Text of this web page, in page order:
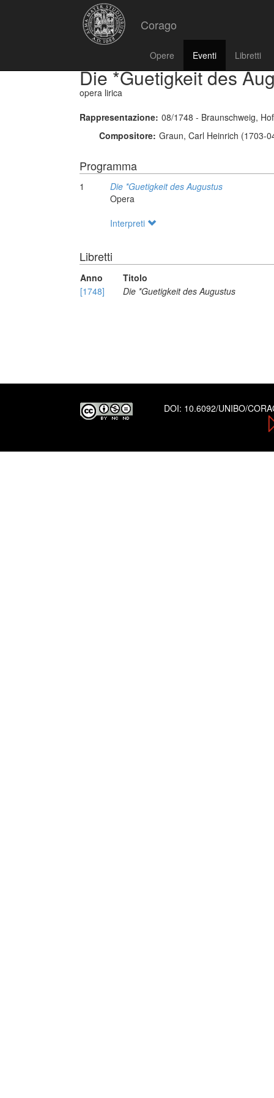
Corago
Opere Eventi Libretti
Die *Guetigkeit des
opera lirica
Rappresentazione: 08/1748 - Braunschweig,
Compositore: Graun, Carl Heinrich (1703-
Programma
1
Die *Guetigkeit des Augustus
Opera
Interpreti
Libretti
Anno
Titolo
[1748]
Die *Guetigkeit des Augustus
DOI: 10.6092/UNIBO/